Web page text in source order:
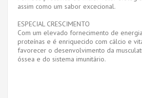
assim como um sabor excecional.
ESPECIAL CRESCIMENTO
Com um elevado fornecimento de
proteínas e é enriquecido com cálcio e
favorecer o desenvolvimento da
óssea e do sistema imunitário.